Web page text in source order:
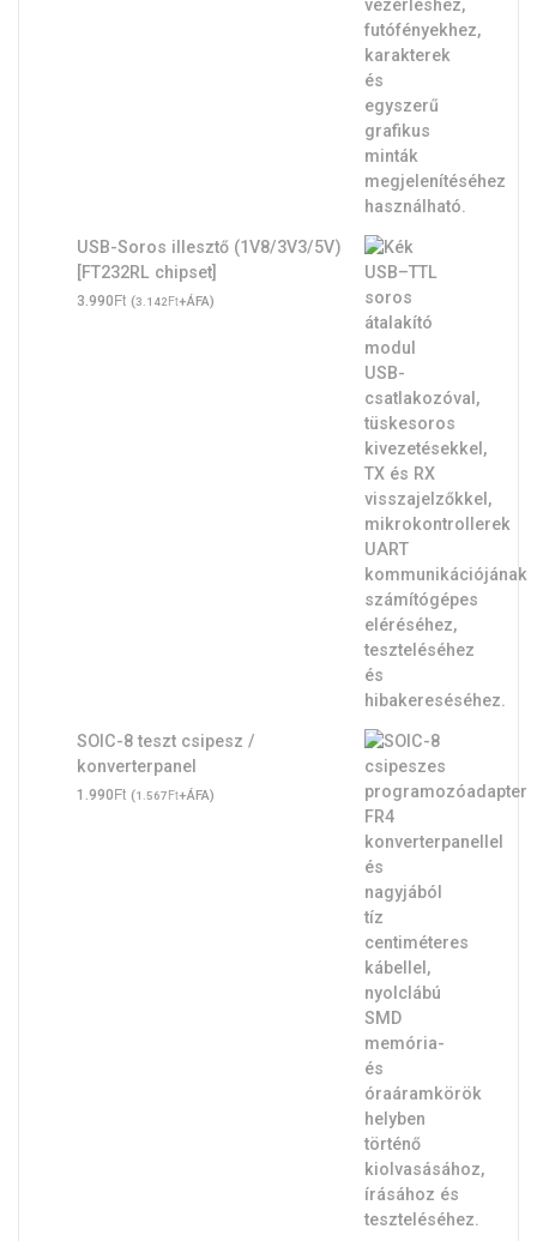
USB-Soros illesztő (1V8/3V3/5V)
[FT232RL chipset]
3.990Ft (3.142Ft+ÁFA)
SOIC-8 teszt csipesz /
konverterpanel
1.990Ft (1.567Ft+ÁFA)